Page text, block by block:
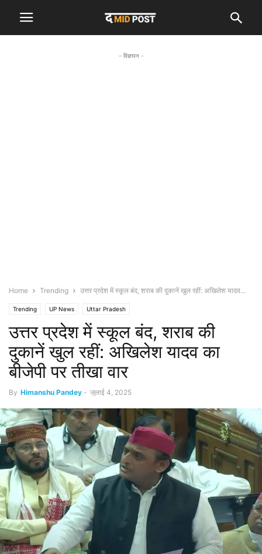
- विज्ञापन -
Home Trending उत्तर प्रदेश में स्कूल बंद, शराब की दुकानें खुल रहीं: अखिलेश यादव...
Trending UP News Uttar Pradesh
उत्तर प्रदेश में स्कूल बंद, शराब की
दुकानें खुल रहीं: अखिलेश यादव का
बीजेपी पर तीखा वार
By Himanshu Pandey - जुलाई 4, 2025